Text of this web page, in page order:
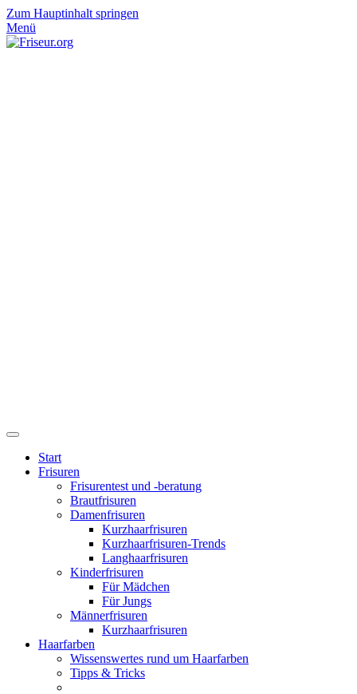
Zum Hauptinhalt springen
Menü
Start
Frisuren
Frisurentest und -beratung
Brautfrisuren
Damenfrisuren
Kurzhaarfrisuren
Kurzhaarfrisuren-Trends
Langhaarfrisuren
Kinderfrisuren
Für Mädchen
Für Jungs
Männerfrisuren
Kurzhaarfrisuren
Haarfarben
Wissenswertes rund um Haarfarben
Tipps & Tricks